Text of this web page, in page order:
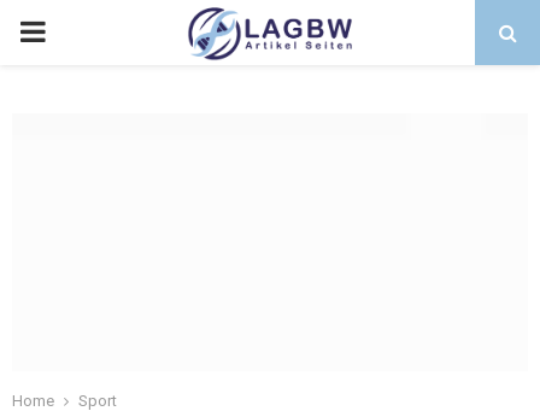
Home
Sport